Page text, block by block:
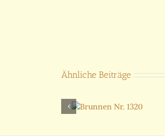
Ähnliche Beiträge
Fontaine